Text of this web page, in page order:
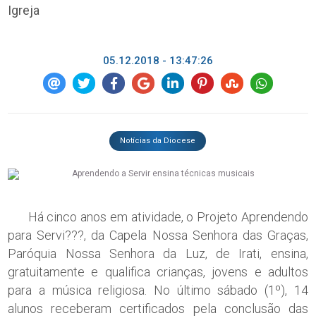
Igreja
05.12.2018 - 13:47:26
Notícias da Diocese
Há cinco anos em atividade, o Projeto Aprendendo
para Servi???, da Capela Nossa Senhora das Graças,
Paróquia Nossa Senhora da Luz, de Irati, ensina,
gratuitamente e qualifica crianças, jovens e adultos
para a música religiosa. No último sábado (1º), 14
alunos receberam certificados pela conclusão das